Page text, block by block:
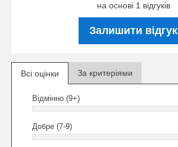
на основі 1 відгуків
Залишити відгук
Всі оцінки За критеріями
Відмінно (9+)
Добре (7-9)